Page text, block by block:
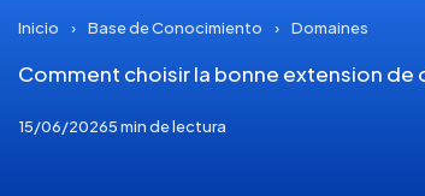
Inicio › Base de Conocimiento › Domaines
Comment choisir la bonne extension de
15/06/20265 min de lectura